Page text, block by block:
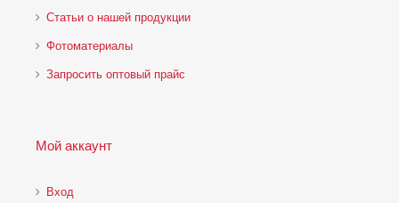
Статьи о нашей продукции
Фотоматериалы
Запросить оптовый прайс
Мой аккаунт
Вход